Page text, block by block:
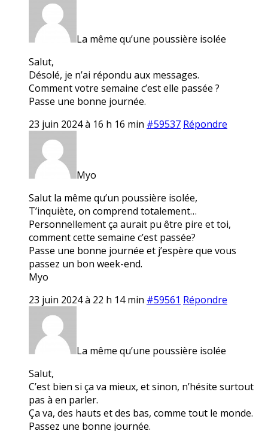
La même qu’une poussière isolée
Salut,
Désolé, je n’ai répondu aux messages.
Comment votre semaine c’est elle passée ?
Passe une bonne journée.
23 juin 2024 à 16 h 16 min #59537 Répondre
Myo
Salut la même qu’un poussière isolée,
T’inquiète, on comprend totalement…
Personnellement ça aurait pu être pire et toi,
comment cette semaine c’est passée?
Passe une bonne journée et j’espère que vous
passez un bon week-end.
Myo
23 juin 2024 à 22 h 14 min #59561 Répondre
La même qu’une poussière isolée
Salut,
C’est bien si ça va mieux, et sinon, n’hésite surtout
pas à en parler.
Ça va, des hauts et des bas, comme tout le monde.
Passez une bonne journée.